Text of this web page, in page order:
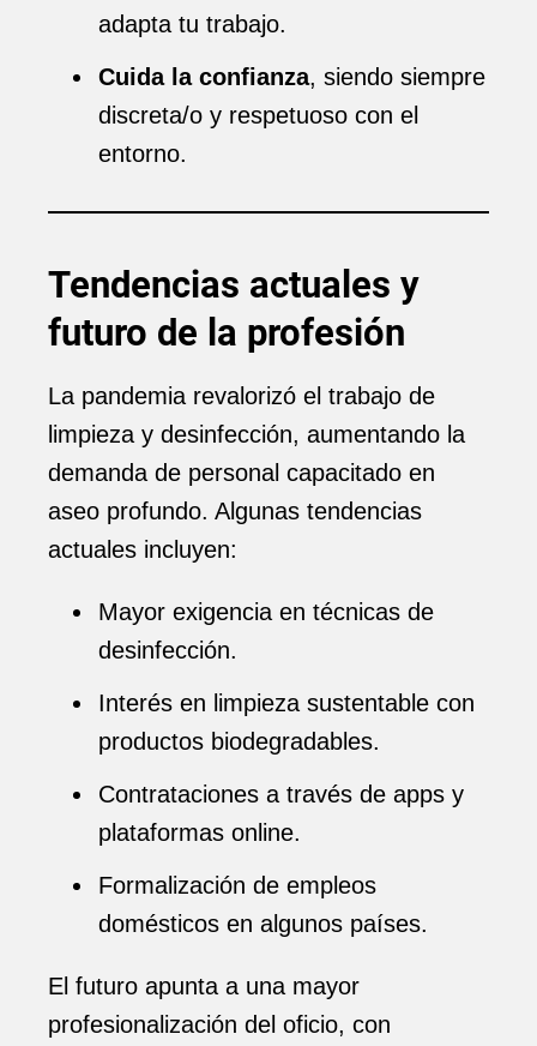
adapta tu trabajo.
Cuida la confianza, siendo siempre
discreta/o y respetuoso con el
entorno.
Tendencias actuales y
futuro de la profesión
La pandemia revalorizó el trabajo de
limpieza y desinfección, aumentando la
demanda de personal capacitado en
aseo profundo. Algunas tendencias
actuales incluyen:
Mayor exigencia en técnicas de
desinfección.
Interés en limpieza sustentable con
productos biodegradables.
Contrataciones a través de apps y
plataformas online.
Formalización de empleos
domésticos en algunos países.
El futuro apunta a una mayor
profesionalización del oficio, con